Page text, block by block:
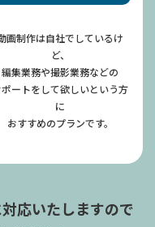
画制作は自社でしているけ
ど、
編集業務や撮影業務などの
ートをして欲しいという方
に
​​​​​​​おすすめのプランです。
応いたしますので